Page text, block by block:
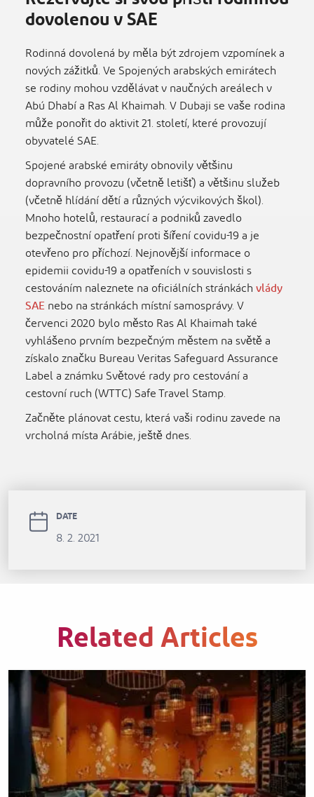
dovolenou v SAE
Rodinná dovolená by měla být zdrojem vzpomínek a
nových zážitků. Ve Spojených arabských emirátech
se rodiny mohou vzdělávat v naučných areálech v
Abú Dhabí a Ras Al Khaimah. V Dubaji se vaše rodina
může ponořit do aktivit 21. století, které provozují
obyvatelé SAE.
Spojené arabské emiráty obnovily většinu
dopravního provozu (včetně letišť) a většinu služeb
(včetně hlídání dětí a různých výcvikových škol).
Mnoho hotelů, restaurací a podniků zavedlo
bezpečnostní opatření proti šíření covidu-19 a je
otevřeno pro příchozí. Nejnovější informace o
epidemii covidu-19 a opatřeních v souvislosti s
cestováním naleznete na oficiálních stránkáchvlády
SAEnebo na stránkách místní samosprávy. V
červenci 2020 bylo město Ras Al Khaimah také
vyhlášeno prvním bezpečným městem na světě a
získalo značku Bureau Veritas Safeguard Assurance
Label a známku Světové rady pro cestování a
cestovní ruch (WTTC) Safe Travel Stamp.
Začněte plánovat cestu, která vaši rodinu zavede na
vrcholná místa Arábie, ještě dnes.
DATE
8. 2. 2021
Related Articles